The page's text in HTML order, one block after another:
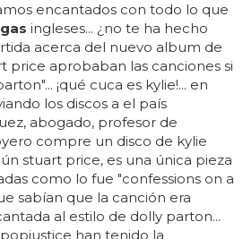
encantados con todo lo que
ingleses... ¿no te ha hecho
acerca del nuevo album de
price aprobaban las canciones si
¡qué cuca es kylie!... en
los discos a el país
abogado, profesor de
compre un disco de kylie
stuart price, es una única pieza
como lo fue "confessions on a
sabían que la canción era
al estilo de dolly parton...
han tenido la